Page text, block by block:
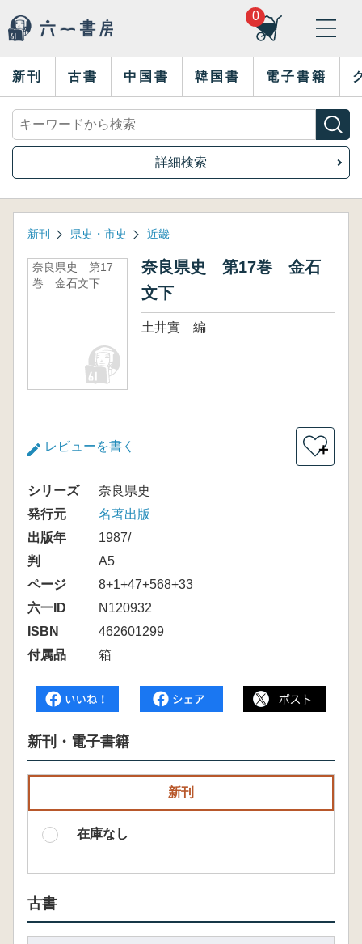
0
新刊 古書 中国書 韓国書 電子書籍
詳細検索
新刊 県史・市史 近畿
奈良県史 第17
巻 金石文下
奈良県史 第17巻 金石
文下
土井實 編
レビューを書く ＋
シリーズ
奈良県史
発行元
名著出版
出版年
1987/
判
A5
ページ
8+1+47+568+33
六一ID
N120932
ISBN
462601299
付属品
箱
新刊・電子書籍
新刊
在庫なし
古書